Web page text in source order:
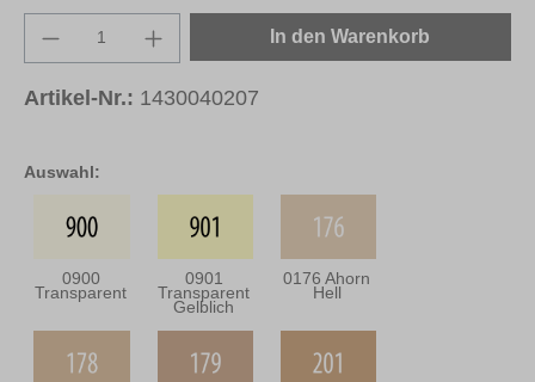
Auswahl:
0900
Transparent
0901
Transparent
Gelblich
0176 Ahorn
Hell
Produkt Anzahl: Gib den gewünschten
In den Warenkorb
Artikel-Nr.: 1430040207